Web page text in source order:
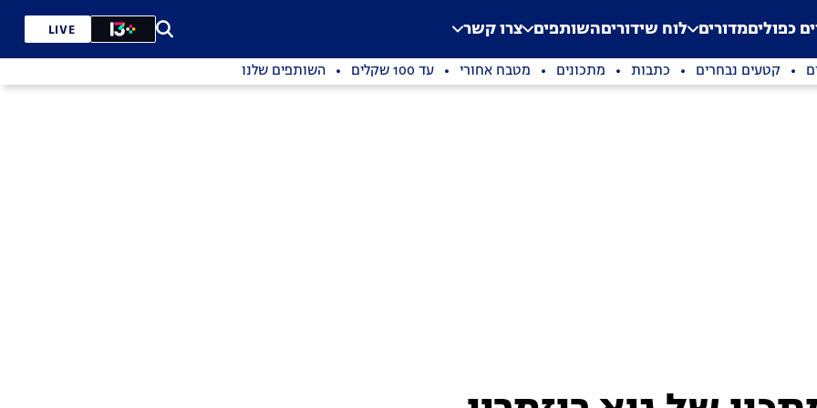
Application error: a
. כפוליםמדורים לוח שידוריםהשותפים צרו קשר LIVE
קטעים נבחרים כתבות מתכונים מטבח אחורי עד 100 שקלים השותפים שלנו